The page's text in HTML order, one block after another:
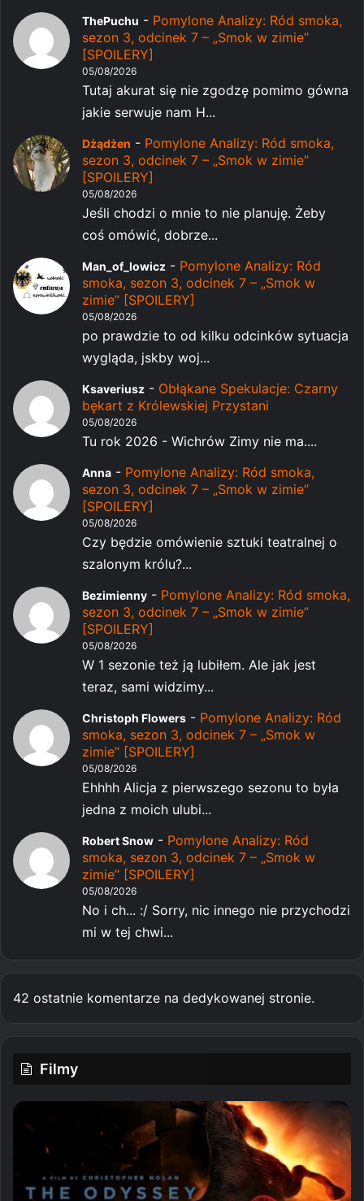
ThePuchu - Pomylone Analizy: Ród smoka,
sezon 3, odcinek 7 – „Smok w zimie”
[SPOILERY]
05/08/2026
Tutaj akurat się nie zgodzę pomimo gówna
jakie serwuje nam H...
Dżądżen - Pomylone Analizy: Ród smoka,
sezon 3, odcinek 7 – „Smok w zimie”
[SPOILERY]
05/08/2026
Jeśli chodzi o mnie to nie planuję. Żeby
coś omówić, dobrze...
Man_of_lowicz - Pomylone Analizy: Ród
smoka, sezon 3, odcinek 7 – „Smok w
zimie” [SPOILERY]
05/08/2026
po prawdzie to od kilku odcinków sytuacja
wygląda, jskby woj...
Ksaveriusz - Obłąkane Spekulacje: Czarny
bękart z Królewskiej Przystani
05/08/2026
Tu rok 2026 - Wichrów Zimy nie ma....
Anna - Pomylone Analizy: Ród smoka,
sezon 3, odcinek 7 – „Smok w zimie”
[SPOILERY]
05/08/2026
Czy będzie omówienie sztuki teatralnej o
szalonym królu?...
Bezimienny - Pomylone Analizy: Ród smoka,
sezon 3, odcinek 7 – „Smok w zimie”
[SPOILERY]
05/08/2026
W 1 sezonie też ją lubiłem. Ale jak jest
teraz, sami widzimy...
Christoph Flowers - Pomylone Analizy: Ród
smoka, sezon 3, odcinek 7 – „Smok w
zimie” [SPOILERY]
05/08/2026
Ehhhh Alicja z pierwszego sezonu to była
jedna z moich ulubi...
Robert Snow - Pomylone Analizy: Ród
smoka, sezon 3, odcinek 7 – „Smok w
zimie” [SPOILERY]
05/08/2026
No i ch... :/ Sorry, nic innego nie przychodzi
mi w tej chwi...
42 ostatnie komentarze na dedykowanej stronie.
Filmy